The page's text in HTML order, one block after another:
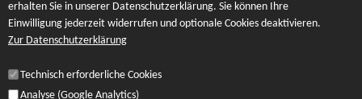
erhalten Sie in unserer Datenschutzerklärung. Sie können Ihre
Einwilligung jederzeit widerrufen und optionale Cookies deaktivieren.
Zur Datenschutzerklärung
Technisch erforderliche Cookies
Analyse (Google Analytics)